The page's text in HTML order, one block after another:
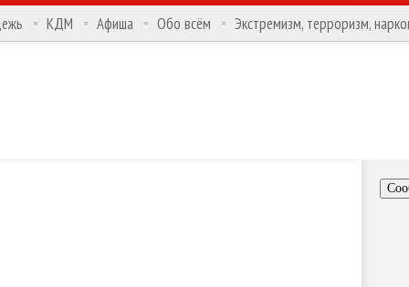
КДМ Афиша Обо всём Экстремизм, терроризм,